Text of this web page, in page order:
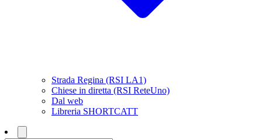
Strada Regina (RSI LA1)
Chiese in diretta (RSI ReteUno)
Dal web
Libreria SHORTCATT